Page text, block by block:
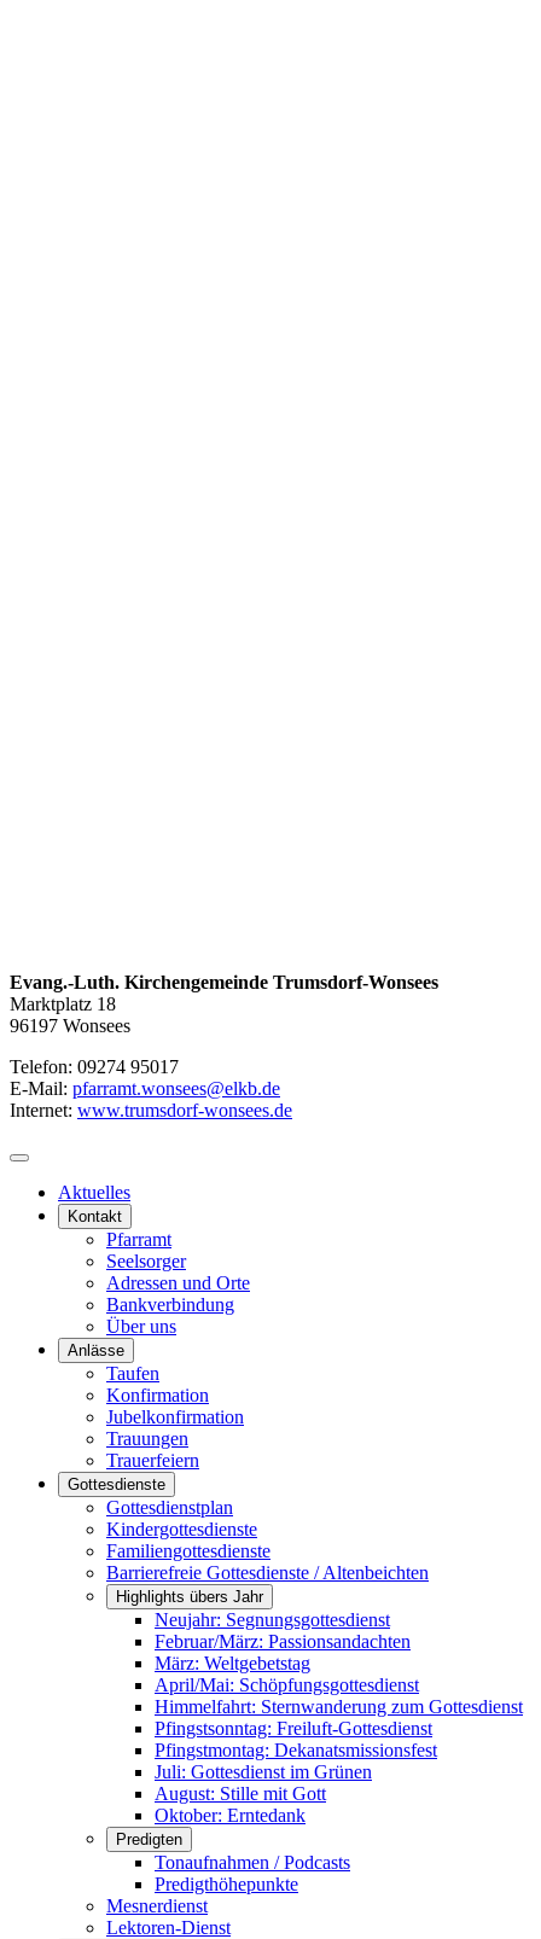
Evang.-Luth. Kirchengemeinde Trumsdorf-Wonsees
Marktplatz 18
96197 Wonsees
Telefon: 09274 95017
E-Mail: pfarramt.wonsees@elkb.de
Internet: www.trumsdorf-wonsees.de
Aktuelles
Kontakt
Pfarramt
Seelsorger
Adressen und Orte
Bankverbindung
Über uns
Anlässe
Taufen
Konfirmation
Jubelkonfirmation
Trauungen
Trauerfeiern
Gottesdienste
Gottesdienstplan
Kindergottesdienste
Familiengottesdienste
Barrierefreie Gottesdienste / Altenbeichten
Highlights übers Jahr
Neujahr: Segnungsgottesdienst
Februar/März: Passionsandachten
März: Weltgebetstag
April/Mai: Schöpfungsgottes­dienst
Himmelfahrt: Sternwanderung zum Gottesdienst
Pfingstsonntag: Freiluft-Gottesdienst
Pfingstmontag: Dekanatsmissionsfest
Juli: Gottesdienst im Grünen
August: Stille mit Gott
Oktober: Erntedank
Predigten
Tonaufnahmen / Podcasts
Predigthöhepunkte
Mesnerdienst
Lektoren-Dienst